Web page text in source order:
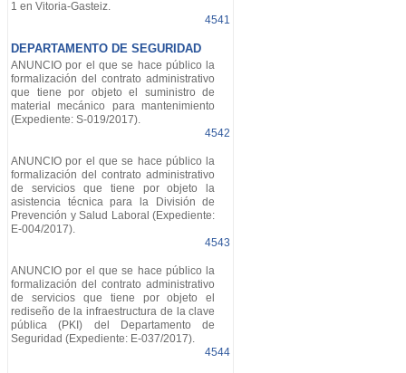
1 en Vitoria-Gasteiz.
4541
DEPARTAMENTO DE SEGURIDAD
ANUNCIO por el que se hace público la
formalización del contrato administrativo
que tiene por objeto el suministro de
material mecánico para mantenimiento
(Expediente: S-019/2017).
4542
ANUNCIO por el que se hace público la
formalización del contrato administrativo
de servicios que tiene por objeto la
asistencia técnica para la División de
Prevención y Salud Laboral (Expediente:
E-004/2017).
4543
ANUNCIO por el que se hace público la
formalización del contrato administrativo
de servicios que tiene por objeto el
rediseño de la infraestructura de la clave
pública (PKI) del Departamento de
Seguridad (Expediente: E-037/2017).
4544